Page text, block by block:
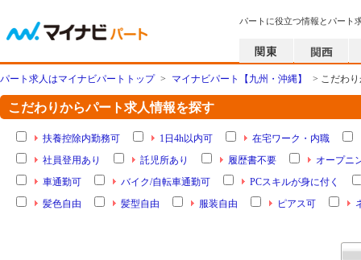
パートに役立つ情報とパート
パート求人はマイナビパートトップ > マイナビパート【九州・沖縄】 > こだわ
こだわりからパート求人情報を探す
扶養控除内勤務可 1日4h以内可
在宅ワーク・内職
社員登用あり
託児所あり 履歴書不要
オープニ
車通勤可
バイク/自転車通勤可
PCスキルが身に付く
髪色自由
髪型自由 服装自由 ピアス可